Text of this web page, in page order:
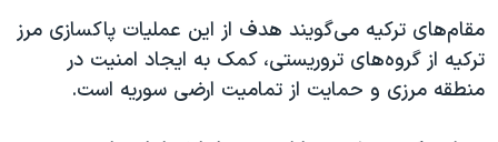
مقام‌های ترکیه می‌گویند هدف از این عملیات پاکسازی مرز
ترکیه از گروه‌های تروریستی، کمک به ایجاد امنیت در
منطقه مرزی و حمایت از تمامیت ارضی سوریه است.